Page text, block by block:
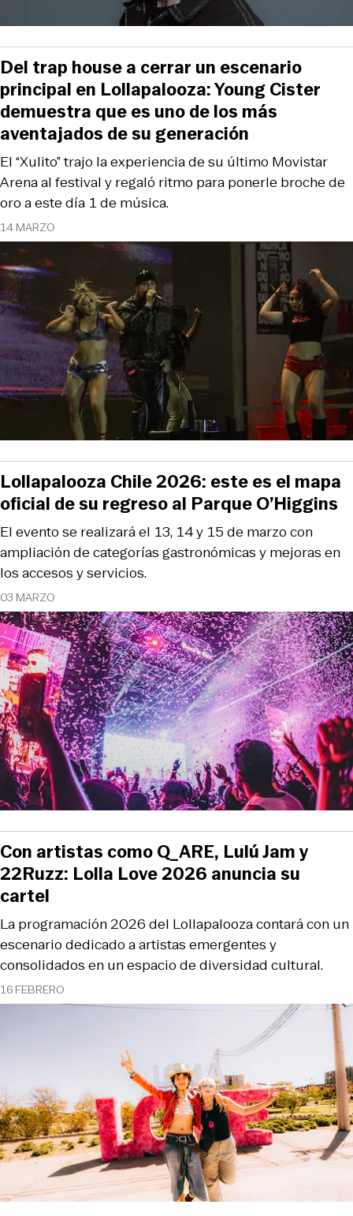
14 MARZO
El “Xulito” trajo la experiencia de su último Movistar
Arena al festival y regaló ritmo para ponerle broche de
oro a este día 1 de música.
Del trap house a cerrar un escenario
principal en Lollapalooza: Young Cister
demuestra que es uno de los más
aventajados de su generación
03 MARZO
El evento se realizará el 13, 14 y 15 de marzo con
ampliación de categorías gastronómicas y mejoras en
los accesos y servicios.
Lollapalooza Chile 2026: este es el mapa
oficial de su regreso al Parque O’Higgins
16 FEBRERO
La programación 2026 del Lollapalooza contará con un
escenario dedicado a artistas emergentes y
consolidados en un espacio de diversidad cultural.
Con artistas como Q_ARE, Lulú Jam y
22Ruzz: Lolla Love 2026 anuncia su
cartel